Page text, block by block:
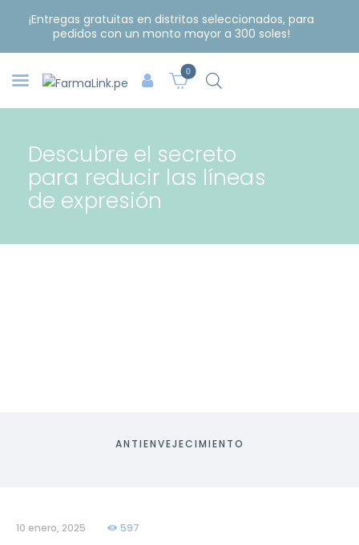
¡Entregas gratuitas en distritos seleccionados, para
pedidos con un monto mayor a 300 soles!
0
Descubre el secreto
para reducir las líneas
de expresión
ANTIENVEJECIMIENTO
10 enero, 2025 597